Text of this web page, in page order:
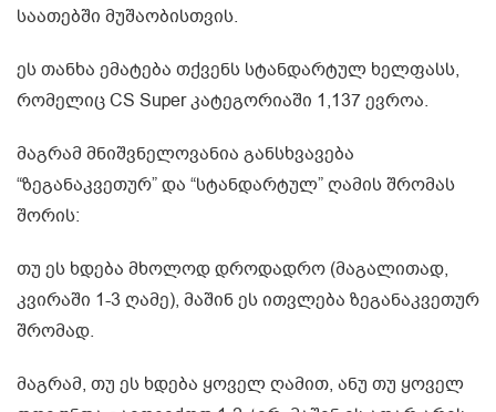
საათებში მუშაობისთვის.
ეს თანხა ემატება თქვენს სტანდარტულ ხელფასს,
რომელიც CS Super კატეგორიაში 1,137 ევროა.
მაგრამ მნიშვნელოვანია განსხვავება
“ზეგანაკვეთურ” და “სტანდარტულ” ღამის შრომას
შორის:
თუ ეს ხდება მხოლოდ დროდადრო (მაგალითად,
კვირაში 1-3 ღამე), მაშინ ეს ითვლება ზეგანაკვეთურ
შრომად.
მაგრამ, თუ ეს ხდება ყოველ ღამით, ანუ თუ ყოველ